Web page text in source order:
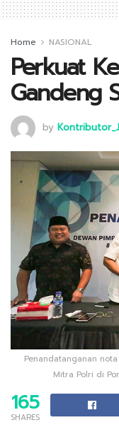
Home NASIONAL
Perkuat
Gandeng
by
Penandatanganan
Mitra Polri di
165
SHARES